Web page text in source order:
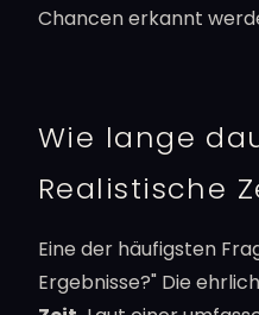
Chancen erkannt
Wie lange
Realistische
Eine der häufigsten
Ergebnisse?" Die